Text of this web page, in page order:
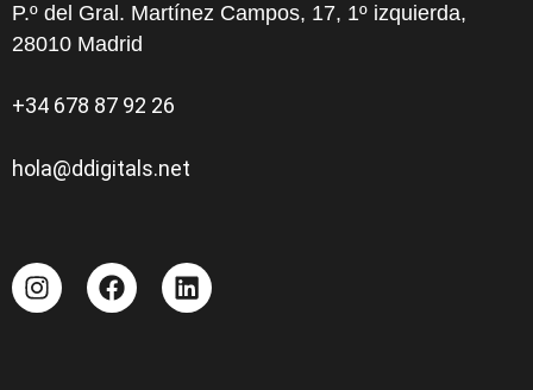
P.º del Gral. Martínez Campos, 17, 1º izquierda,
28010 Madrid
+34 678 87 92 26
hola@ddigitals.net